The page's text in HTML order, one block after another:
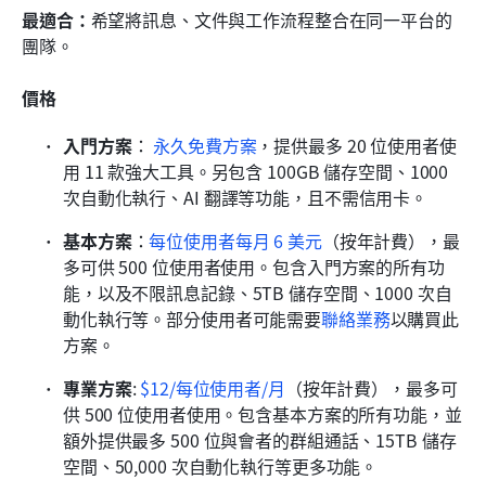
最適合： 希望將訊息、文件與工作流程整合在同一平台的
團隊。
價格
入門方案： 永久免費方案，提供最多 20 位使用者使
用 11 款強大工具。另包含 100GB 儲存空間、1000
次自動化執行、AI 翻譯等功能，且不需信用卡。
基本方案：每位使用者每月 6 美元（按年計費），最
多可供 500 位使用者使用。包含入門方案的所有功
能，以及不限訊息記錄、5TB 儲存空間、1000 次自
動化執行等。部分使用者可能需要聯絡業務以購買此
方案。
專業方案:$12/每位使用者/月 （按年計費），最多可
供 500 位使用者使用。包含基本方案的所有功能，並
額外提供最多 500 位與會者的群組通話、15TB 儲存
空間、50,000 次自動化執行等更多功能。